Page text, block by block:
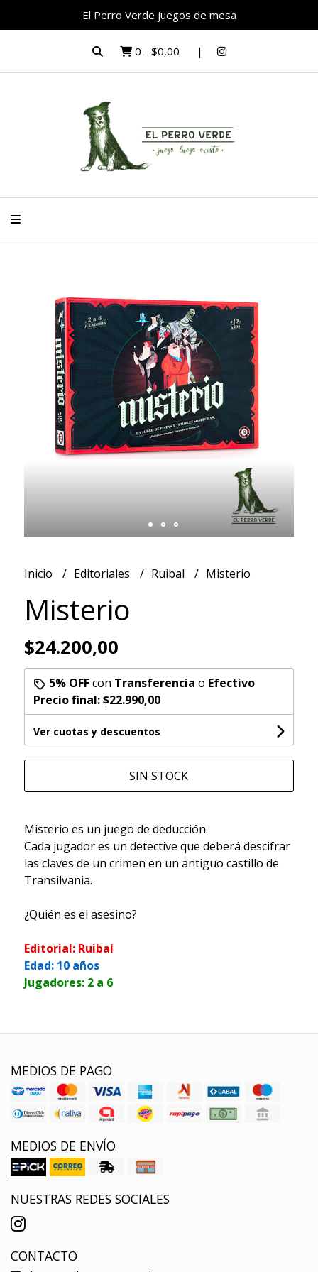
El Perro Verde juegos de mesa
0 - $0,00
Inicio Editoriales Ruibal Misterio
Misterio
$24.200,00
5% OFFcon Transferencia o Efectivo
Precio final:$22.990,00
Ver cuotas y descuentos
SIN STOCK
Misterio es un juego de deducción.
Cada jugador es un detective que deberá descifrar
las claves de un crimen en un antiguo castillo de
Transilvania.
¿Quién es el asesino?
Editorial: Ruibal
Edad: 10 años
Jugadores: 2 a 6
MEDIOS DE PAGO
MEDIOS DE ENVÍO
NUESTRAS REDES SOCIALES
CONTACTO